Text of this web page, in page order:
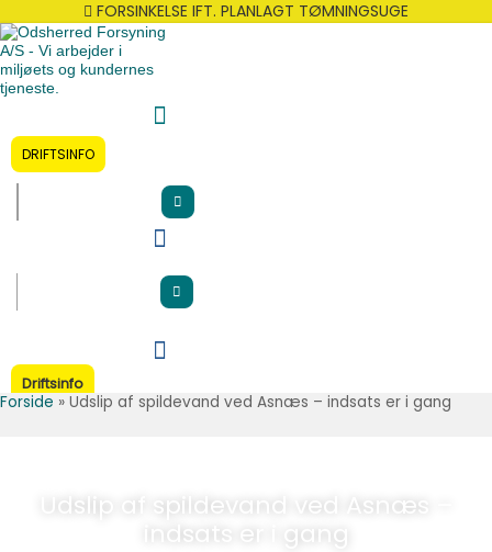
til
indholdet
FORSINKELSE IFT. PLANLAGT TØMNINGSUGE
DRIFTSINFO
Driftsinfo
Forside » Udslip af spildevand ved Asnæs – indsats er i gang
Udslip af spildevand ved Asnæs –
indsats er i gang
Menu